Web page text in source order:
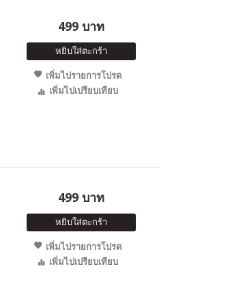
499 บาท
หยิบใส่ตะกร้า
เพิ่มไปรายการโปรด
เพิ่มไปเปรียบเทียบ
499 บาท
หยิบใส่ตะกร้า
เพิ่มไปรายการโปรด
เพิ่มไปเปรียบเทียบ